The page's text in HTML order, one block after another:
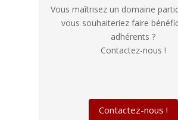
Vous maîtrisez un domaine
vous souhaiteriez faire
adhérents ?
Contactez-nous !
Contactez-nous !